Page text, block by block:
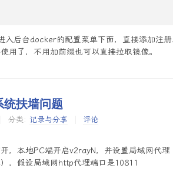
入后台docker的配置菜单下面，直接添加注
用了，不用加前缀也可以直接拉取镜像。
扶墙问题
分类: 记录与分享 评论
，本地PC端开启v2rayN，并设置局域网代理
，假设局域网http代理端口是10811